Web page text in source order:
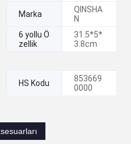
Marka
QINSHA
N
6 yollu Ö
zellik
31.5*5*
3.8cm
HS Kodu
853669
0000